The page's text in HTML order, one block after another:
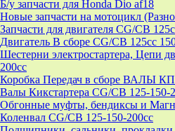
Б/у запчасти для Honda Dio af18
Новые запчасти на мотоцикл
Запчасти для двигателя CG/CB
Двигатель В сборе CG/CB 125cc
Шестерни электростартера, Цепи
200cc
Коробка Передач в сборе ВАЛЫ
Валы Кикстартера CG/CB 125-150-
Обгонные муфты, бендиксы и
Коленвал CG/CB 125-150-200cc